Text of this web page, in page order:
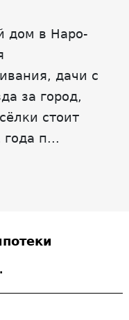
дом в Наро-
дачи с
за город,
стоит
года п...